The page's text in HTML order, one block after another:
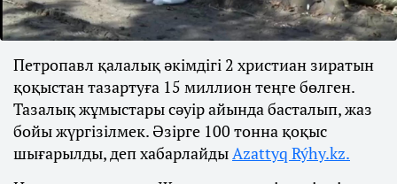
Петропавл қалалық әкімдігі 2 христиан зиратын
қоқыстан тазартуға 15 миллион теңге бөлген.
Тазалық жұмыстары сәуір айында басталып, жаз
бойы жүргізілмек. Әзірге 100 тонна қоқыс
шығарылды, деп хабарлайдыAzattyq Rýhy.kz.